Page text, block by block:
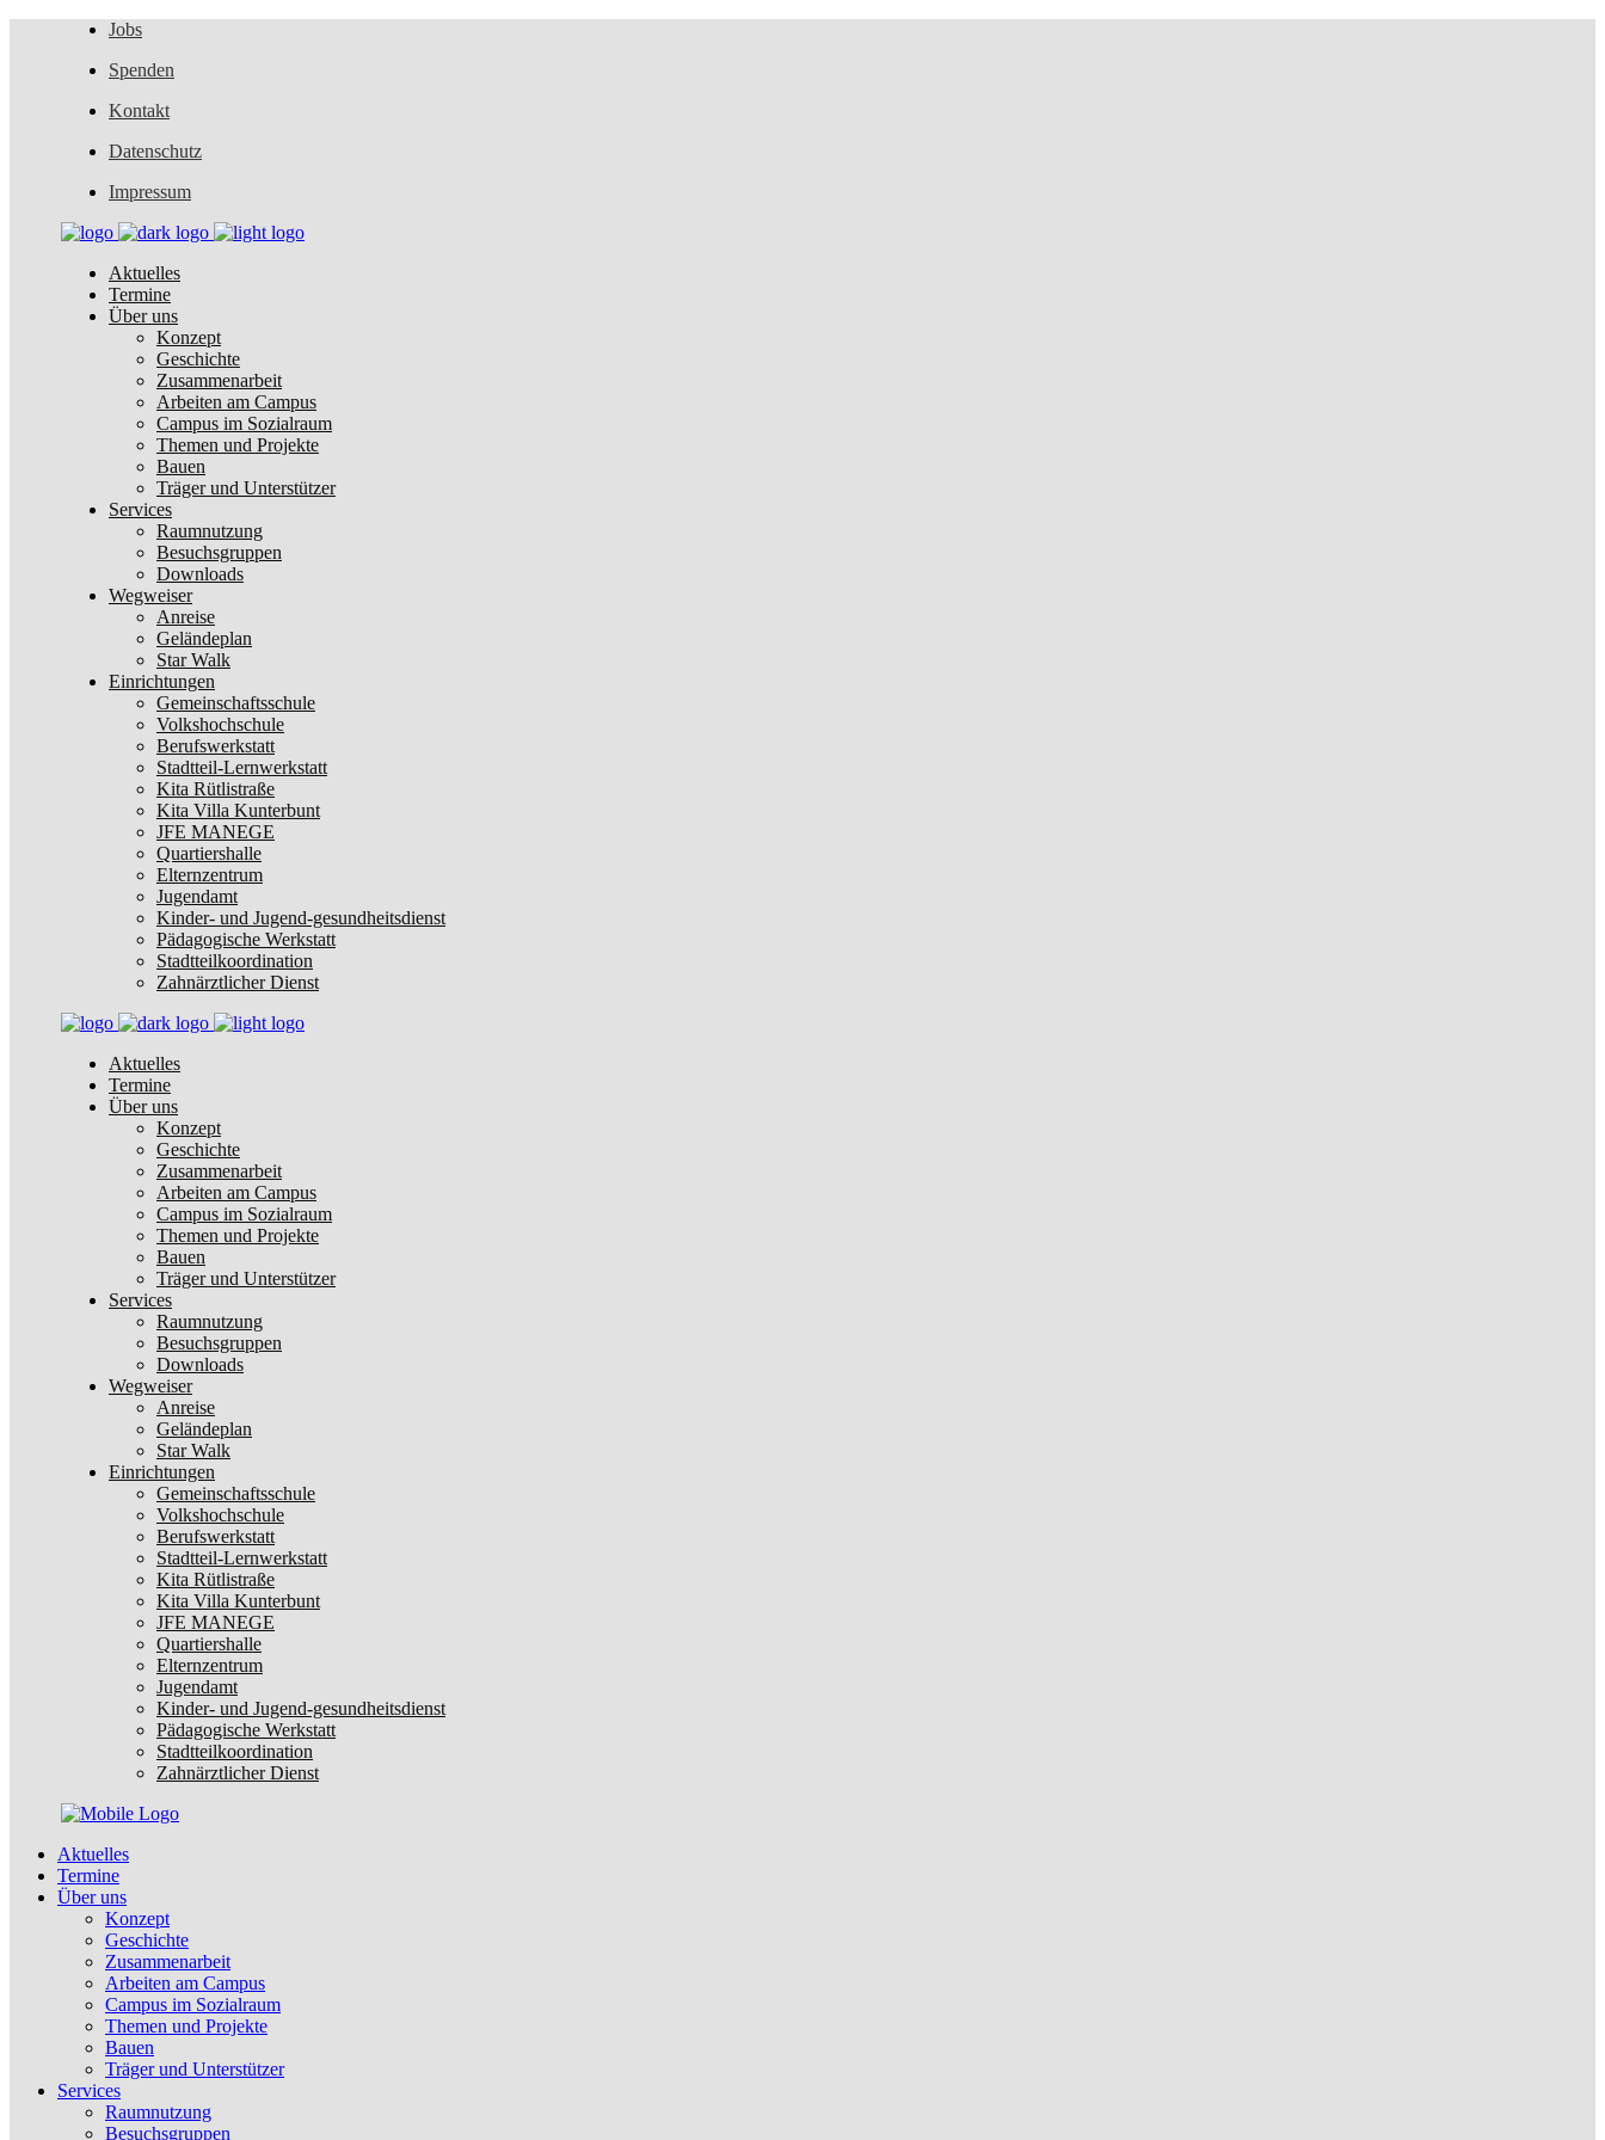
Jobs
Spenden
Kontakt
Datenschutz
Impressum
Aktuelles
Termine
Über uns
Konzept
Geschichte
Zusammenarbeit
Arbeiten am Campus
Campus im Sozialraum
Themen und Projekte
Bauen
Träger und Unterstützer
Services
Raumnutzung
Besuchsgruppen
Downloads
Wegweiser
Anreise
Geländeplan
Star Walk
Einrichtungen
Gemeinschaftsschule
Volkshochschule
Berufswerkstatt
Stadtteil-Lernwerkstatt
Kita Rütlistraße
Kita Villa Kunterbunt
JFE MANEGE
Quartiershalle
Elternzentrum
Jugendamt
Kinder- und Jugend-gesundheitsdienst
Pädagogische Werkstatt
Stadtteilkoordination
Zahnärztlicher Dienst
Aktuelles
Termine
Über uns
Konzept
Geschichte
Zusammenarbeit
Arbeiten am Campus
Campus im Sozialraum
Themen und Projekte
Bauen
Träger und Unterstützer
Services
Raumnutzung
Besuchsgruppen
Downloads
Wegweiser
Anreise
Geländeplan
Star Walk
Einrichtungen
Gemeinschaftsschule
Volkshochschule
Berufswerkstatt
Stadtteil-Lernwerkstatt
Kita Rütlistraße
Kita Villa Kunterbunt
JFE MANEGE
Quartiershalle
Elternzentrum
Jugendamt
Kinder- und Jugend-gesundheitsdienst
Pädagogische Werkstatt
Stadtteilkoordination
Zahnärztlicher Dienst
Aktuelles
Termine
Über uns
Konzept
Geschichte
Zusammenarbeit
Arbeiten am Campus
Campus im Sozialraum
Themen und Projekte
Bauen
Träger und Unterstützer
Services
Raumnutzung
Besuchsgruppen